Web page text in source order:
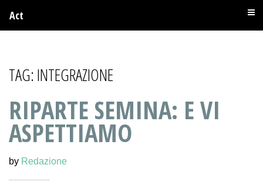
Act
TAG:INTEGRAZIONE
RIPARTE SEMINA: E VI
ASPETTIAMO
by Redazione